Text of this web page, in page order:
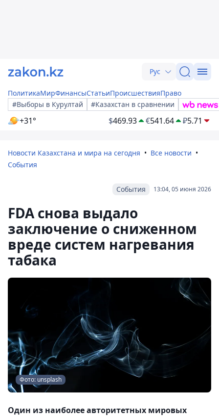
Рус
ПолитикаМирФинансыСтатьиПроисшествияПраво
#Выборы в Курултай
#Казахстан в сравнении
+31° $469.93 €541.64 ₽5.71
Новости Казахстана и мира на сегодня
Все новости
События
13:04, 05 июня 2026
События
FDA снова выдало
заключение о сниженном
вреде систем нагревания
табака
Фото: unsplash
Один из наиболее авторитетных мировых